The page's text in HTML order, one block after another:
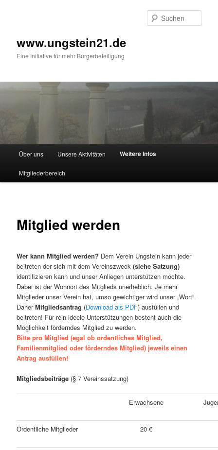
www.ungstein21.de
Eine Initiative für mehr Bürgerbeteiligung
HauptmenüÜber uns Unsere Aktivitäten Weitere Infos
Mitgliederbereich
Mitglied werden
Wer kann Mitglied werden? Dem Verein Ungstein kann jeder
beitreten der sich mit dem Vereinszweck(siehe Satzung)
identifizieren kann und unser Anliegen unterstützen möchte.
Dabei ist der Wohnort des Mitglieds unerheblich. Je mehr
Mitglieder unser Verein hat, umso gewichtiger wird unser „Wort“.
DaherMitgliedsantrag (Download als PDF) ausfüllen und
beitreten! Für rein ideele Unterstützungen besteht auch die
Möglichkeit förderndes Mitglied zu werden.
Bitte pro Mitglied (egal ob ordentliches Mitglied,
Familienmitglied oder förderndes Mitglied) jeweils einen
Antrag ausfüllen!
Mitgliedsbeiträge (§ 7 Vereinssatzung)
Erwachsene
Ordentliche Mitglieder 20 €